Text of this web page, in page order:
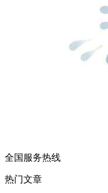
全国服务热线
热门文章